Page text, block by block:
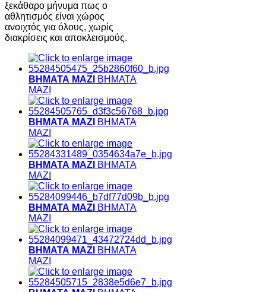
ξεκάθαρο μήνυμα πως ο
αθλητισμός είναι χώρος
ανοιχτός για όλους, χωρίς
διακρίσεις και αποκλεισμούς.
ΒΗΜΑΤΑ ΜΑΖΙ ΒΗΜΑΤΑ
ΜΑΖΙ
ΒΗΜΑΤΑ ΜΑΖΙ ΒΗΜΑΤΑ
ΜΑΖΙ
ΒΗΜΑΤΑ ΜΑΖΙ ΒΗΜΑΤΑ
ΜΑΖΙ
ΒΗΜΑΤΑ ΜΑΖΙ ΒΗΜΑΤΑ
ΜΑΖΙ
ΒΗΜΑΤΑ ΜΑΖΙ ΒΗΜΑΤΑ
ΜΑΖΙ